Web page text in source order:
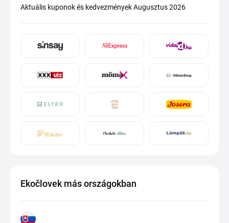
Aktuális kuponok és kedvezmények Augusztus 2026
Ekočlovek más országokban